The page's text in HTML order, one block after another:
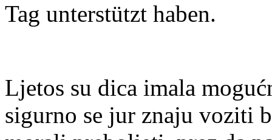
Tag unterstützt haben.
Ljetos su dica imala
sigurno se jur znaju voziti